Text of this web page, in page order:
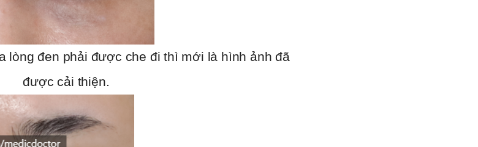
lòng đen phải được che đi thì mới là hình ảnh đã
được cải thiện.